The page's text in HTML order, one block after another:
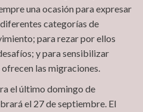
una ocasión para expresar
categorías de
para rezar por ellos
y para sensibilizar
las migraciones.
el último domingo de
el 27 de septiembre. El